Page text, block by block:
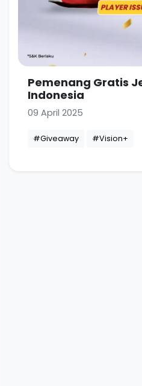
Pemenang Gratis
Indonesia
09 April 2025
#Giveaway #Vision+